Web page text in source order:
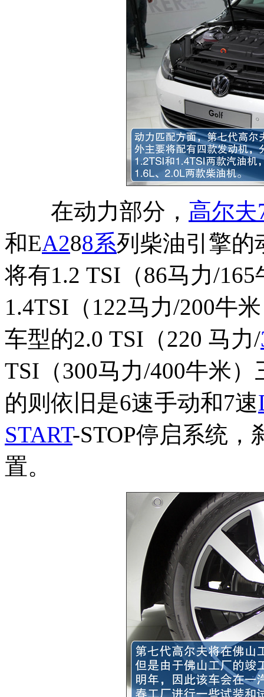
在动力部分， 高尔夫
和EA288系列柴油引擎的
将有1.2 TSI（86马力/
1.4TSI（122马力/200牛
车型的2.0 TSI（220 马力/
TSI（300马力/400牛米）
的则依旧是6速手动和7速
START-STOP停启系统
置。